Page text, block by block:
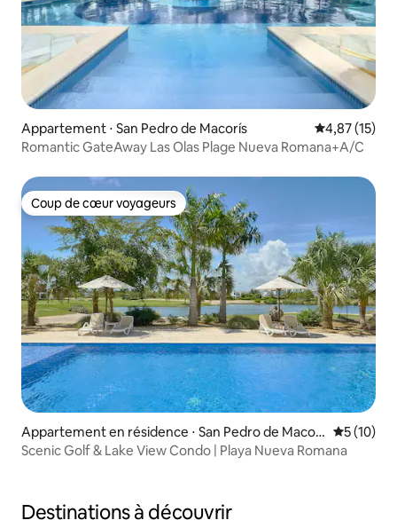
Appartement ⋅ San Pedro de Macorís Évaluation
4,87 (15)
Romantic GateAway Las Olas Plage Nueva Romana+A/C
Coup de cœur voyageurs
Coup de cœur voyageurs
Appartement en résidence ⋅ San Pedro de Macorí
s
5 (10)
Scenic Golf & Lake View Condo | Playa Nueva Romana
Destinations à découvrir